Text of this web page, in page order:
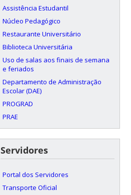
Assistência Estudantil
Núcleo Pedagógico
Restaurante Universitário
Biblioteca Universitária
Uso de salas aos finais de semana
e feriados
Departamento de Administração
Escolar (DAE)
PROGRAD
PRAE
Servidores
Portal dos Servidores
Transporte Oficial